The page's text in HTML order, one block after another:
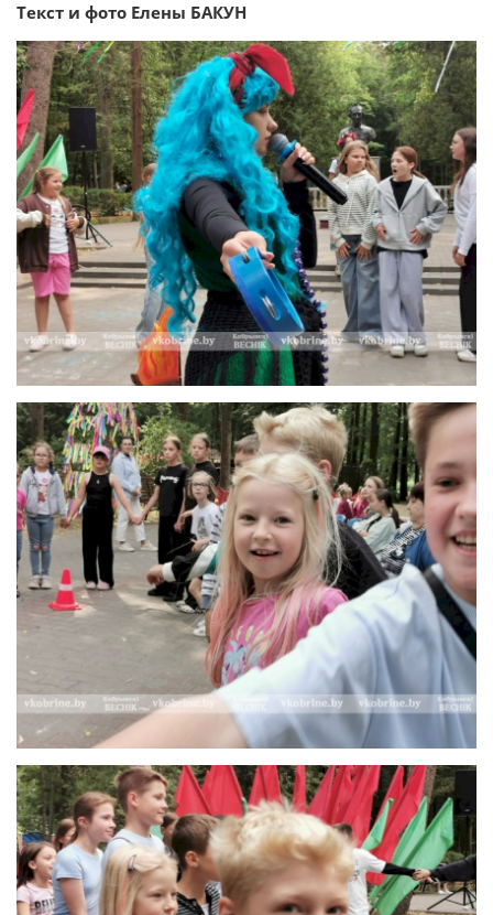
Текст и фото Елены БАКУН